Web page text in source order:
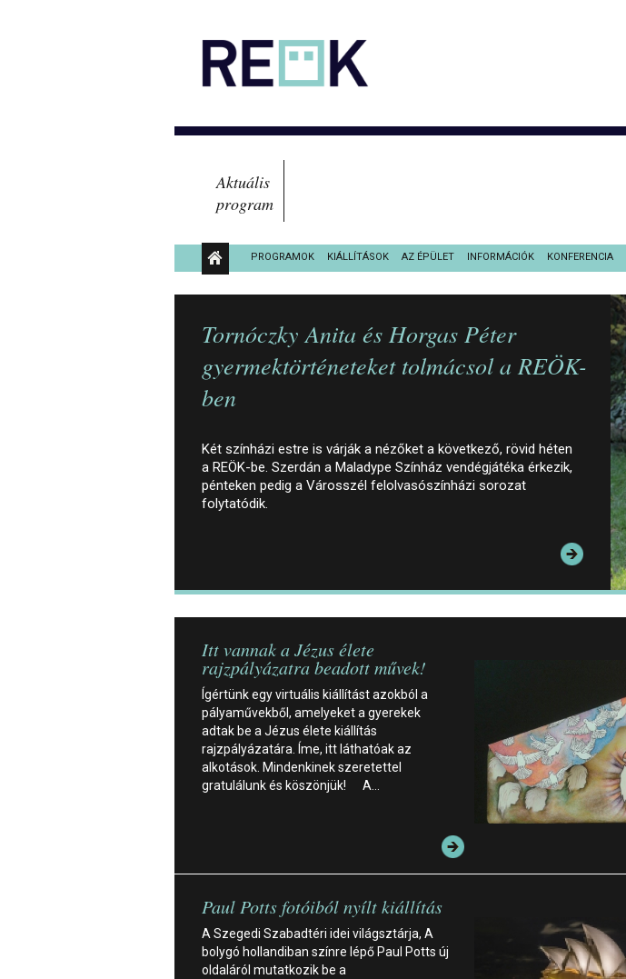
Aktuális
program
PROGRAMOK KIÁLLÍTÁSOK AZ ÉPÜLET INFORMÁCIÓK KONFERENCIA
KÖZÉRDEKŰ ADATOK
Tornóczky Anita és Horgas Péter
gyermektörténeteket tolmácsol a REÖK-
ben
Két színházi estre is várják a nézőket a következő, rövid héten
a REÖK-be. Szerdán a Maladype Színház vendégjátéka érkezik,
pénteken pedig a Városszél felolvasószínházi sorozat
folytatódik.
Itt vannak a Jézus élete
rajzpályázatra beadott művek!
Ígértünk egy virtuális kiállítást azokból a
pályaművekből, amelyeket a gyerekek
adtak be a Jézus élete kiállítás
rajzpályázatára. Íme, itt láthatóak az
alkotások. Mindenkinek szeretettel
gratulálunk és köszönjük! A…
Paul Potts fotóiból nyílt kiállítás
A Szegedi Szabadtéri idei világsztárja, A
bolygó hollandiban színre lépő Paul Potts új
oldaláról mutatkozik be a